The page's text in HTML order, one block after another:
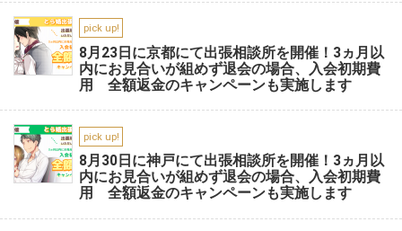
pick up!
8月23日に京都にて出張相談所を開催！3ヵ月以
内にお見合いが組めず退会の場合、入会初期費
用 全額返金のキャンペーンも実施します
pick up!
8月30日に神戸にて出張相談所を開催！3ヵ月以
内にお見合いが組めず退会の場合、入会初期費
用 全額返金のキャンペーンも実施します